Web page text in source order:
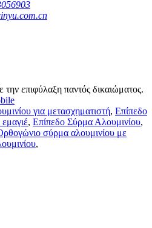
επιφύλαξη παντός δικαιώματος.
για μετασχηματιστή, Επίπεδο
, Επίπεδο Σύρμα Αλουμινίου,
σύρμα αλουμινίου με
,